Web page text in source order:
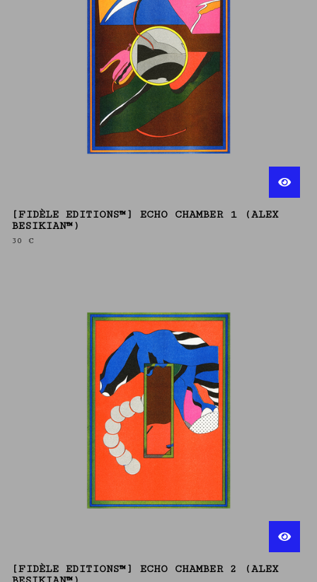
[FIDÈLE EDITIONS™] ECHO CHAMBER 1 (ALEX
BESIKIAN™)
30 €
[FIDÈLE EDITIONS™] ECHO CHAMBER 2 (ALEX